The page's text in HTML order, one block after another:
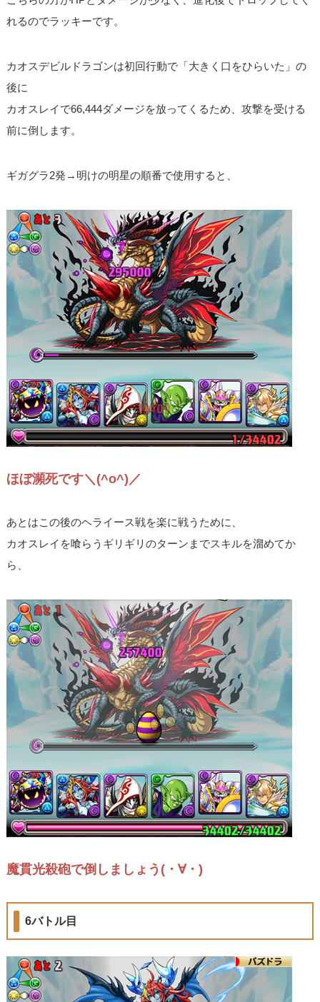
れるのでラッキーです。
カオスデビルドラゴンは初回行動で「大きく口をひらいた」の
後に
カオスレイで66,444ダメージを放ってくるため、攻撃を受ける
前に倒します。
ギガグラ2発→明けの明星の順番で使用すると、
ほぼ瀕死です＼(^o^)／
あとはこの後のヘライース戦を楽に戦うために、
カオスレイを喰らうギリギリのターンまでスキルを溜めてか
ら、
魔貫光殺砲で倒しましょう(・∀・)
6バトル目